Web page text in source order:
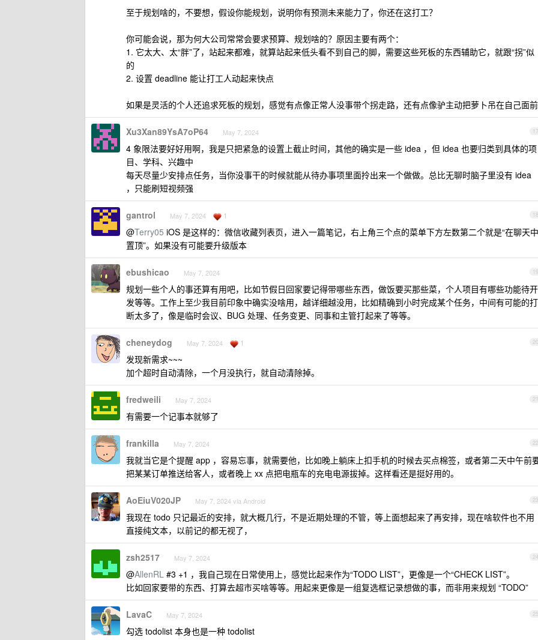
至于规划啥的，不要想，假设你能规划，说明你有预测未来能力了，你还在这打工？
你可能会说，那为何大公司常常会要求预算、规划啥的？原因主要有两个：
1. 它太大、太“胖”了，站起来都难，就算站起来低头看不到自己的脚，需要这些死板的东西辅助它，就跟“拐”似
的
2. 设置 deadline 能让打工人动起来快点
如果是灵活的个人还追求死板的规划，感觉有点像正常人没事带个拐走路，还有点像驴主动把萝卜吊在自己面前
17
Xu3Xan89YsA7oP64 May 7, 2024
4 象限法要好好用啊，我是只把紧急的设置上截止时间，其他的确实是一些 idea ，但 idea 也要归类到具体的项
目、学科、兴趣中
每天尽量少安排点任务，当你没事干的时候就能从待办事项里面拎出来一个做做。总比无聊时脑子里没有 idea
，只能刷短视频强
18
gantrol May 7, 2024 1
@Terry05 iOS 是这样的：微信收藏列表页，进入一篇笔记，右上角三个点的菜单下方左数第二个就是“在聊天中
置顶”。如果没有可能要升级版本
19
ebushicao May 7, 2024
规划一些个人的事还算有用吧，比如节假日回家要记得带哪些东西，做饭要买那些菜，个人项目有哪些功能待开
发等等。工作上至少我目前印象中确实没啥用，越详细越没用，比如精确到小时完成某个任务，中间有可能的打
断太多了，像是临时会议、BUG 处理、任务变更、同事和主管打起来了等等。
20
cheneydog May 7, 2024 1
发现新需求~~~
加个超时自动清除，一个月没执行，就自动清除掉。
21
fredweili May 7, 2024
有需要一个记事本就够了
22
frankilla May 7, 2024
我就当它是个提醒 app ，容易忘事，就需要他，比如晚上躺床上扣手机的时候去买点棉签，或者第二天中午前
把某某订单推送给客人，或者晚上 xx 点把电瓶车的充电电源拔掉。这样看还是挺好用的。
23
AoEiuV020JP May 7, 2024 via Android
我现在 todo 只记最近的安排，就大概几行，不是近期处理的不管，等上面想起来了再安排，现在啥软件也不用
直接纯文本，以前记的都无视了，
24
zsh2517 May 7, 2024
@AllenRL #3 +1 ，我自己现在日常使用上，感觉比起来作为“TODO LIST”，更像是一个“CHECK LIST”。
比如回家要带的东西、打算去超市买啥等等。用起来更像是一组复选框记录想做的事，而非用来规划 “TODO”
25
LavaC May 7, 2024
勾选 todolist 本身也是一种 todolist